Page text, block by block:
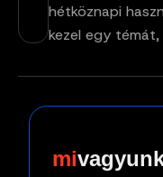
hétköznapi
kezel egy